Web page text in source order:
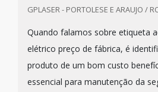
GPLASER - PORTOLESE E ARAUJO /
Quando falamos sobre etiqueta
elétrico preço de fábrica, é
produto de um bom custo
essencial para manutenção da